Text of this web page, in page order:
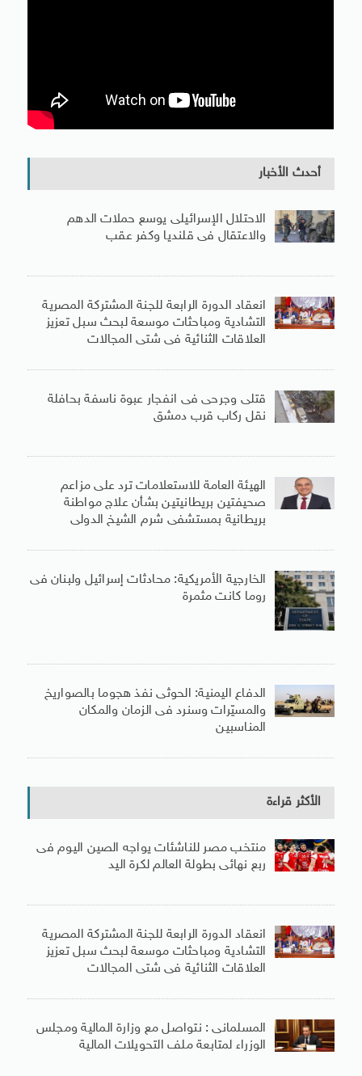
أحدث الأخبار
الاحتلال الإسرائيلى يوسع حملات الدهم
والاعتقال فى قلنديا وكفر عقب
انعقاد الدورة الرابعة للجنة المشتركة المصرية
التشادية ومباحثات موسعة لبحث سبل تعزيز
العلاقات الثنائية فى شتى المجالات
قتلى وجرحى فى انفجار عبوة ناسفة بحافلة
نقل ركاب قرب دمشق
الهيئة العامة للاستعلامات ترد على مزاعم
صحيفتين بريطانيتين بشأن علاج مواطنة
بريطانية بمستشفى شرم الشيخ الدولى
الخارجية الأمريكية: محادثات إسرائيل ولبنان فى
روما كانت مثمرة
الدفاع اليمنية: الحوثى نفذ هجوما بالصواريخ
والمسيّرات وسنرد فى الزمان والمكان
المناسبين
الأكثر قراءة
منتخب مصر للناشئات يواجه الصين اليوم فى
ربع نهائى بطولة العالم لكرة اليد
انعقاد الدورة الرابعة للجنة المشتركة المصرية
التشادية ومباحثات موسعة لبحث سبل تعزيز
العلاقات الثنائية فى شتى المجالات
المسلمانى : نتواصل مع وزارة المالية ومجلس
الوزراء لمتابعة ملف التحويلات المالية